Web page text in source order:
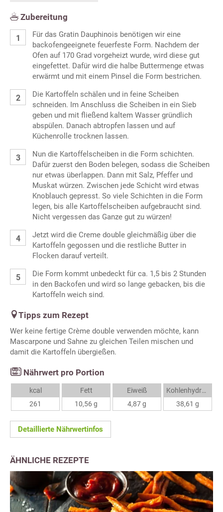
Zubereitung
Für das Gratin Dauphinois benötigen wir eine
backofengeeignete feuerfeste Form. Nachdem der
Ofen auf 170 Grad vorgeheizt wurde, wird diese gut
eingefettet. Dafür wird die halbe Buttermenge etwas
erwärmt und mit einem Pinsel die Form bestrichen.
Die Kartoffeln schälen und in feine Scheiben
schneiden. Im Anschluss die Scheiben in ein Sieb
geben und mit fließend kaltem Wasser gründlich
abspülen. Danach abtropfen lassen und auf
Küchenrolle trocknen lassen.
Nun die Kartoffelscheiben in die Form schichten.
Dafür zuerst den Boden belegen, sodass die Scheiben
nur etwas überlappen. Dann mit Salz, Pfeffer und
Muskat würzen. Zwischen jede Schicht wird etwas
Knoblauch gepresst. So viele Schichten in die Form
legen, bis alle Kartoffelscheiben aufgebraucht sind.
Nicht vergessen das Ganze gut zu würzen!
Jetzt wird die Creme double gleichmäßig über die
Kartoffeln gegossen und die restliche Butter in
Flocken darauf verteilt.
Die Form kommt unbedeckt für ca. 1,5 bis 2 Stunden
in den Backofen und wird so lange gebacken, bis die
Kartoffeln weich sind.
Tipps zum Rezept
Wer keine fertige Crème double verwenden möchte, kann
Mascarpone und Sahne zu gleichen Teilen mischen und
damit die Kartoffeln übergießen.
Nährwert pro Portion
kcal
261
Fett
10,56 g
Eiweiß
4,87 g
Kohlenhydrate
38,61 g
Detaillierte Nährwertinfos
ÄHNLICHE REZEPTE